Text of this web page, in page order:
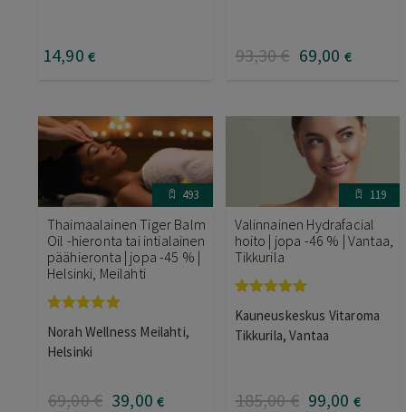
14,90 € 93,30€ 69,00 €
493
Thaimaalainen Tiger Balm
Oil -hieronta tai intialainen
päähieronta | jopa -45 % |
Helsinki, Meilahti
tuotteesta:
5.00/ 5
Norah Wellness Meilahti,
Helsinki
69,00€ 39,00 €
119
Valinnainen Hydrafacial
hoito | jopa -46 % | Vantaa,
Tikkurila
tuotteesta:
5.00 / 5
Kauneuskeskus Vitaroma
Tikkurila, Vantaa
185,00€ 99,00 €